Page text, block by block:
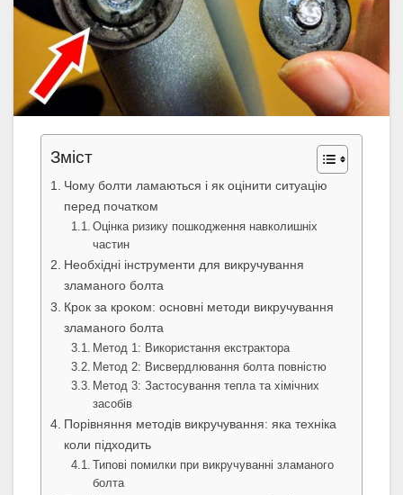
Зміст
Чому болти ламаються і як оцінити ситуацію
перед початком
Оцінка ризику пошкодження навколишніх
частин
Необхідні інструменти для викручування
зламаного болта
Крок за кроком: основні методи викручування
зламаного болта
Метод 1: Використання екстрактора
Метод 2: Висвердлювання болта повністю
Метод 3: Застосування тепла та хімічних
засобів
Порівняння методів викручування: яка техніка
коли підходить
Типові помилки при викручуванні зламаного
болта